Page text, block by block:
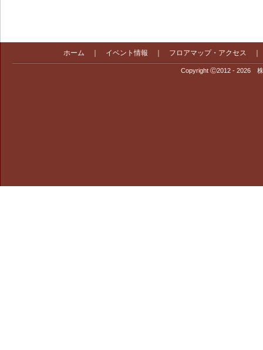
ホーム イベント情報 フロアマップ・アクセス
Copyright Ⓒ2012 - 2026 株